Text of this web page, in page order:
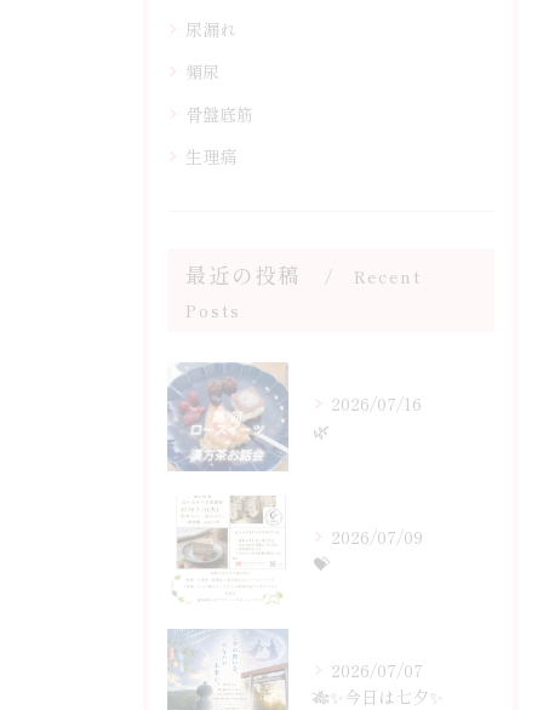
尿漏れ
頻尿
骨盤底筋
生理痛
最近の投稿
Recent
Posts
2026/07/16
🌿
2026/07/09
💝
2026/07/07
🎋✨今日は七夕✨